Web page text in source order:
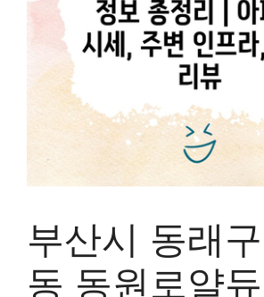
부산시 동래
동 동원로얄